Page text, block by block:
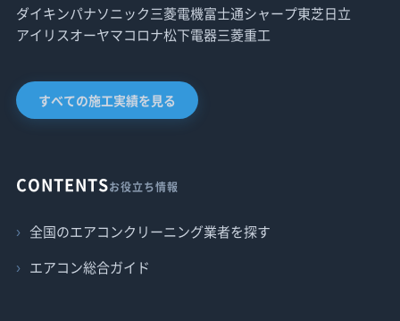
ダイキンパナソニック三菱電機富士通シャープ東芝日立
アイリスオーヤマコロナ松下電器三菱重工
すべての施工実績を見る
CONTENTSお役立ち情報
全国のエアコンクリーニング業者を探す
エアコン総合ガイド